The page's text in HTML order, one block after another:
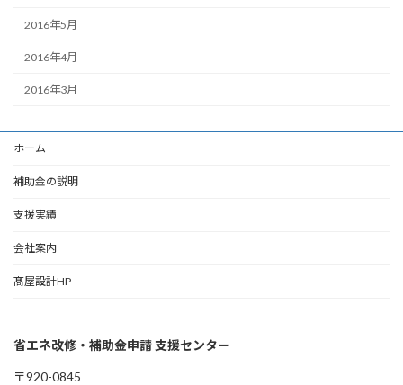
2016年5月
2016年4月
2016年3月
ホーム
補助金の説明
支援実績
会社案内
髙屋設計HP
省エネ改修・補助金申請 支援センター
〒920-0845